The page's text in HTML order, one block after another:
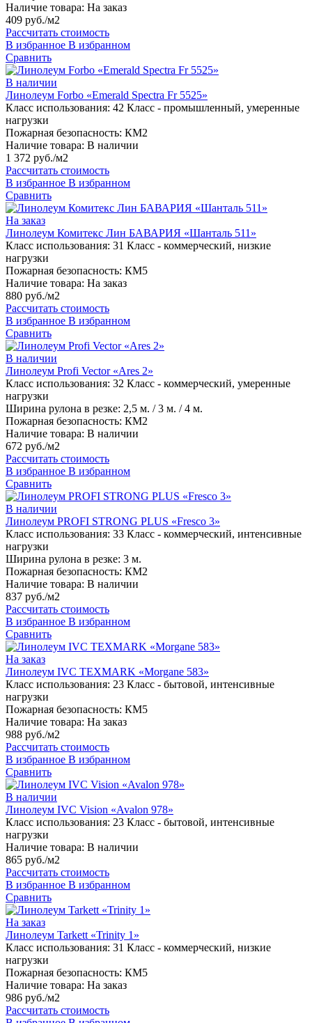
Наличие товара: На заказ
409 руб./м2
Рассчитать стоимость
В избранное В избранном
Сравнить
В наличии
Линолеум Forbo «Emerald Spectra Fr 5525»
Класс использования: 42 Класс - промышленный, умеренные
нагрузки
Пожарная безопасность: КМ2
Наличие товара: В наличии
1 372 руб./м2
Рассчитать стоимость
В избранное В избранном
Сравнить
На заказ
Линолеум Комитекс Лин БАВАРИЯ «Шанталь 511»
Класс использования: 31 Класс - коммерческий, низкие
нагрузки
Пожарная безопасность: КМ5
Наличие товара: На заказ
880 руб./м2
Рассчитать стоимость
В избранное В избранном
Сравнить
В наличии
Линолеум Profi Vector «Ares 2»
Класс использования: 32 Класс - коммерческий, умеренные
нагрузки
Ширина рулона в резке: 2,5 м. / 3 м. / 4 м.
Пожарная безопасность: КМ2
Наличие товара: В наличии
672 руб./м2
Рассчитать стоимость
В избранное В избранном
Сравнить
В наличии
Линолеум PROFI STRONG PLUS «Fresco 3»
Класс использования: 33 Класс - коммерческий, интенсивные
нагрузки
Ширина рулона в резке: 3 м.
Пожарная безопасность: КМ2
Наличие товара: В наличии
837 руб./м2
Рассчитать стоимость
В избранное В избранном
Сравнить
На заказ
Линолеум IVC TEXMARK «Morgane 583»
Класс использования: 23 Класс - бытовой, интенсивные
нагрузки
Пожарная безопасность: КМ5
Наличие товара: На заказ
988 руб./м2
Рассчитать стоимость
В избранное В избранном
Сравнить
В наличии
Линолеум IVC Vision «Avalon 978»
Класс использования: 23 Класс - бытовой, интенсивные
нагрузки
Наличие товара: В наличии
865 руб./м2
Рассчитать стоимость
В избранное В избранном
Сравнить
На заказ
Линолеум Tarkett «Trinity 1»
Класс использования: 31 Класс - коммерческий, низкие
нагрузки
Пожарная безопасность: КМ5
Наличие товара: На заказ
986 руб./м2
Рассчитать стоимость